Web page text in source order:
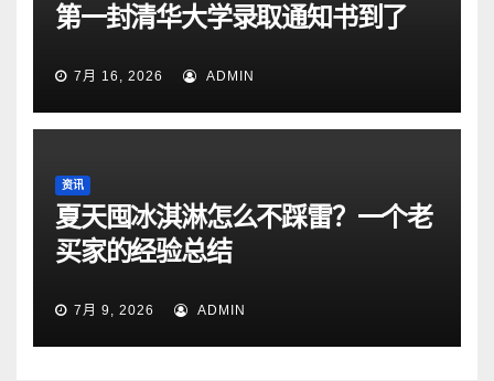
第一封清华大学录取通知书到了
7月 16, 2026 ADMIN
资讯
夏天囤冰淇淋怎么不踩雷？一个老
买家的经验总结
7月 9, 2026 ADMIN